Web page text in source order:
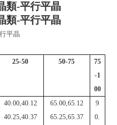
類-平行平晶
類-平行平晶
25-50 50-75
75
-1
00
40.00,40.12
40.25,40.37
65.00,65.12
65.25,65.37
9
0.